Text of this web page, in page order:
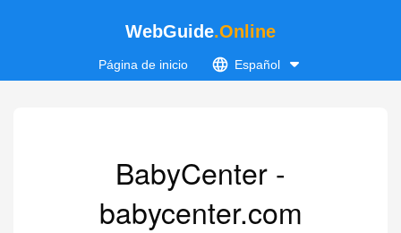
WebGuide.Online
Página de inicio Español
BabyCenter -
babycenter.com